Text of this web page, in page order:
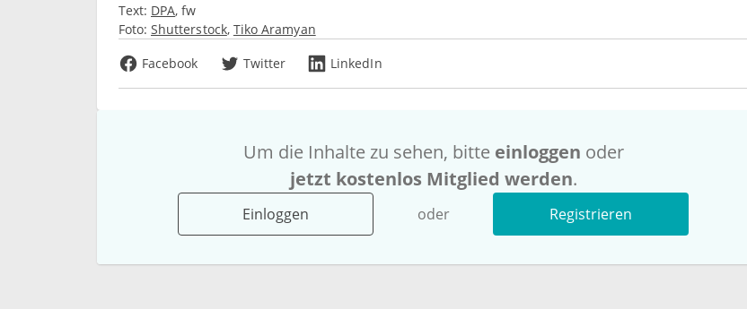
Text: DPA fw
Foto: Shutterstock Tiko Aramyan
Facebook
Twitter LinkedIn
Um die Inhalte zu sehen, bitte einloggen oder
jetzt kostenlos Mitglied werden.
Einloggen oder Registrieren